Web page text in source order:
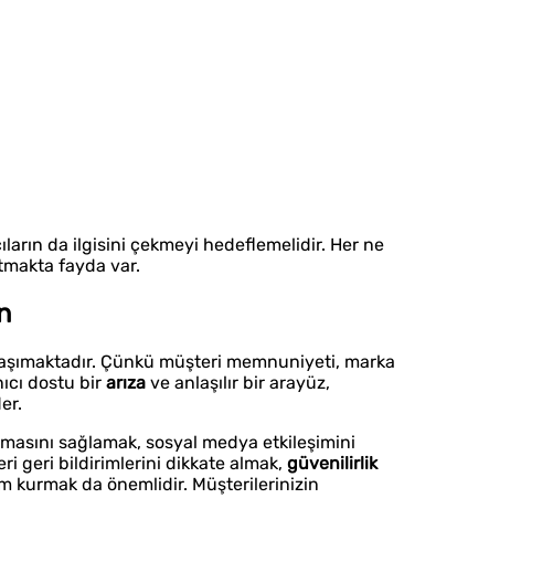
da ilgisini çekmeyi hedeflemelidir. Her ne
fayda var.
Çünkü müşteri memnuniyeti, marka
dostu bir arıza ve anlaşılır bir arayüz,
sağlamak, sosyal medya etkileşimini
geri bildirimlerini dikkate almak, güvenilirlik
kurmak da önemlidir. Müşterilerinizin